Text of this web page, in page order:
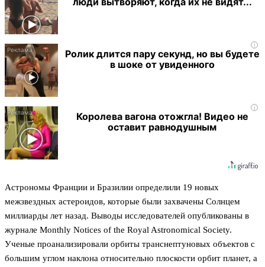
i
Ролик длится пару секунд, но вы будете
в шоке от увиденного
i
Королева вагона отожгла! Видео не
оставит равнодушным
Астрономы Франции и Бразилии определили 19 новых
межзвездных астероидов, которые были захвачены Солнцем
миллиарды лет назад. Выводы исследователей опубликованы в
журнале Monthly Notices of the Royal Astronomical Society.
Ученые проанализировали орбиты транснептуновых объектов с
большим углом наклона относительно плоскости орбит планет, а